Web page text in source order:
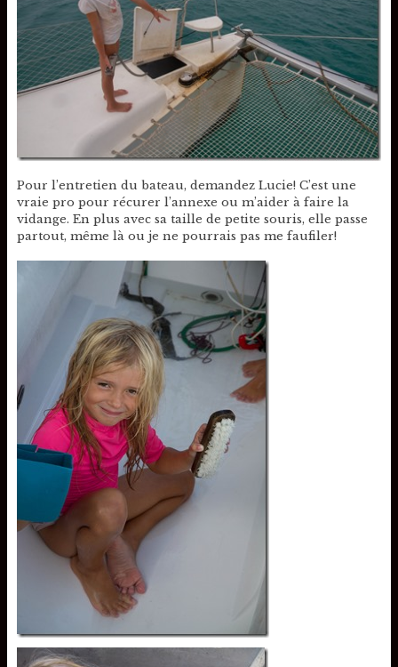
Pour l’entretien du bateau, demandez Lucie! C’est une
vraie pro pour récurer l’annexe ou m’aider à faire la
vidange. En plus avec sa taille de petite souris, elle passe
partout, même là ou je ne pourrais pas me faufiler!